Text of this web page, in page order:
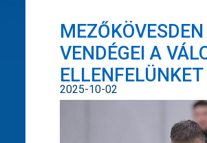
VENDÉGEI A
ELLENFELÜNKET
2025-10-02